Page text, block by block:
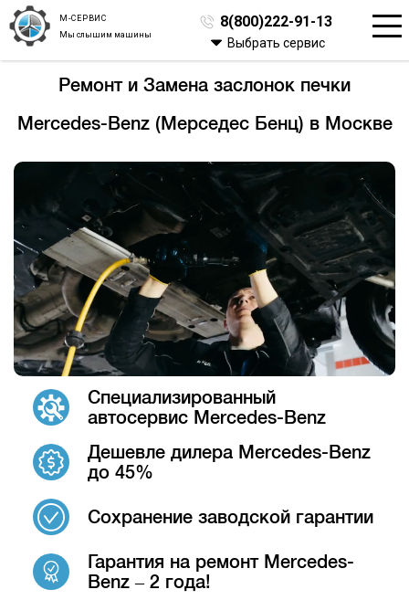
М-СЕРВИС
Мы слышим машины
8(800)222-91-13
Выбрать сервис
Ремонт и Замена заслонок печки
Mercedes-Benz (Мерседес Бенц) в Москве
Специализированный
автосервис Mercedes-Benz
Дешевле дилера Mercedes-Benz
до 45%
Сохранение заводской гарантии
Гарантия на ремонт Mercedes-
Benz – 2 года!